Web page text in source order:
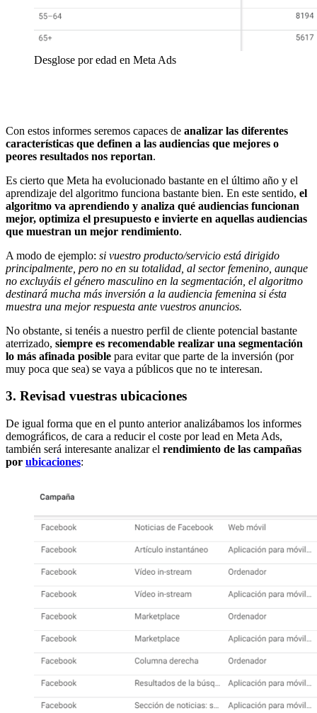
Desglose por edad en Meta Ads
Con estos informes seremos capaces de analizar las diferentes
características que definen a las audiencias que mejores o
peores resultados nos reportan.
Es cierto que Meta ha evolucionado bastante en el último año y el
aprendizaje del algoritmo funciona bastante bien. En este sentido, el
algoritmo va aprendiendo y analiza qué audiencias funcionan
mejor, optimiza el presupuesto e invierte en aquellas audiencias
que muestran un mejor rendimiento.
A modo de ejemplo: si vuestro producto/servicio está dirigido
principalmente, pero no en su totalidad, al sector femenino, aunque
no excluyáis el género masculino en la segmentación, el algoritmo
destinará mucha más inversión a la audiencia femenina si ésta
muestra una mejor respuesta ante vuestros anuncios.
No obstante, si tenéis a nuestro perfil de cliente potencial bastante
aterrizado, siempre es recomendable realizar una segmentación
lo más afinada posible para evitar que parte de la inversión (por
muy poca que sea) se vaya a públicos que no te interesan.
3. Revisad vuestras ubicaciones
De igual forma que en el punto anterior analizábamos los informes
demográficos, de cara a reducir el coste por lead en Meta Ads,
también será interesante analizar el rendimiento de las campañas
por ubicaciones: